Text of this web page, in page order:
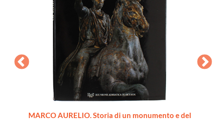
MARCO AURELIO. Storia di un monumento e del